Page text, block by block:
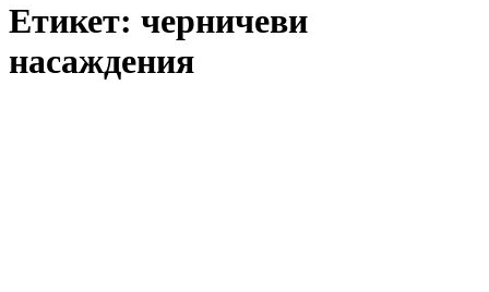
Етикет: черничеви
насаждения